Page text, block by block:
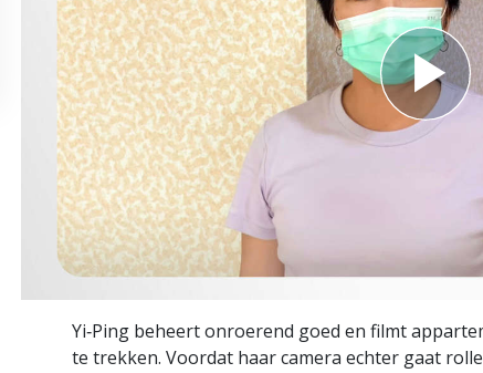
Wat is Grootheid?
Yi‑Ping beheert onroerend goed en filmt
te trekken. Voordat haar camera echter gaat